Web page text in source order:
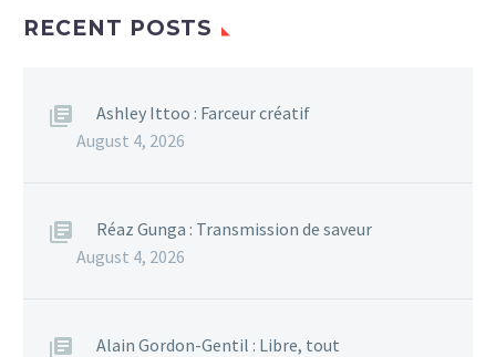
RECENT POSTS
Ashley Ittoo : Farceur créatif
August 4, 2026
Réaz Gunga : Transmission de saveur
August 4, 2026
Alain Gordon-Gentil : Libre, tout